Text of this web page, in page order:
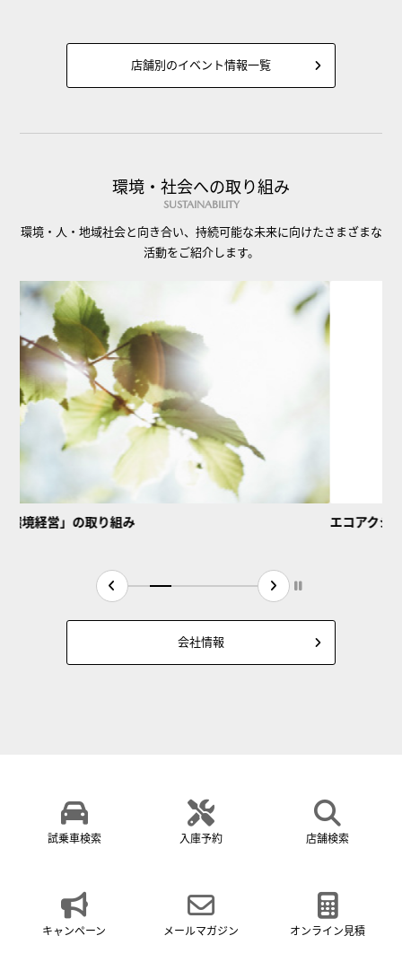
店舗別のイベント情報一覧
環境・社会への取り組み
SUSTAINABILITY
環境・人・地域社会と向き合い、持続可能な未来に向けたさまざまな
活動をご紹介します。
」の取り組み エコアクション21認
会社情報
試乗車検索 入庫予約 店舗検索
キャンペーン メールマガジン オンライン見積